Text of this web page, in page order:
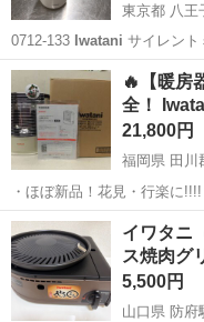
東京都 八王
0712-133 Iwatani サイレン
東京 八王子市 キッ
🔥【暖房
全！
21,800円
福岡県 田川
・ほぼ新品！花見・行楽に!!!!
暖…
福岡 田川郡 季節、
イワタニ
ス焼肉グ
5,500円
山口県 防府